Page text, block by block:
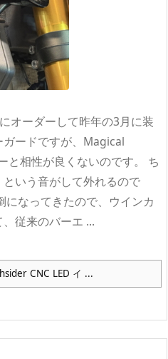
オーダーして昨年の3月に装
ードですが、Magical
と相性が良くないのです。 ち
いう音がして外れるので
なってきたので、ウインカ
従来のバーエ ...
CNC LED イ ...